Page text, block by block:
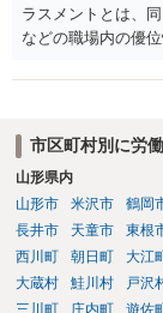
ラスメントとは、
などの職場内の優
本件の言動が、こ
きちんと追及され
した法理等にも通
い、今後の対応を検
市区町村別に労
山形県内
山形市
米沢市 鶴岡
長井市
天童市 東根
西川町
朝日町 大江
大蔵村
鮭川村 戸沢
三川町
庄内町 遊佐